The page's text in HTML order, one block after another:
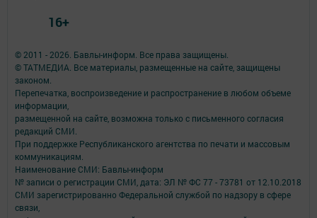
© 2011 - 2026. Бавлы-информ. Все права защищены.
© ТАТМЕДИА. Все материалы, размещенные на сайте, защищены
законом.
Перепечатка, воспроизведение и распространение в любом объеме
информации,
размещенной на сайте, возможна только с письменного согласия
редакций СМИ.
При поддержке Республиканского агентства по печати и массовым
коммуникациям.
Наименование СМИ: Бавлы-информ
№ записи о регистрации СМИ, дата: ЭЛ № ФС 77 - 73781 от 12.10.2018
СМИ зарегистрированно Федеральной службой по надзору в сфере
связи,
16+